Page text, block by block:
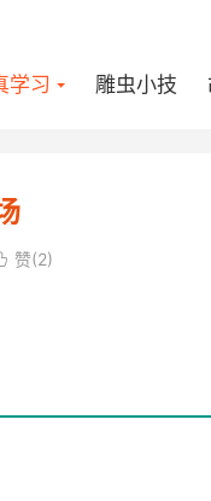
学习 雕虫小技
赞(2)